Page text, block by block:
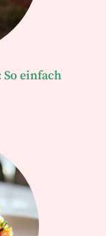
So einfach